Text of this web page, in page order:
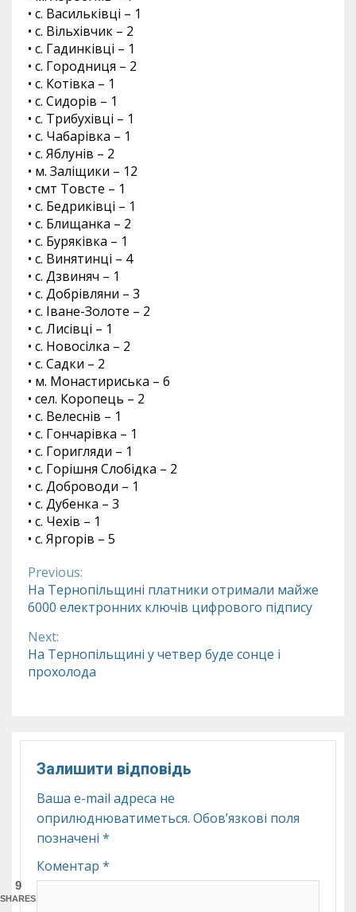
• с. Васильківці – 1
• с. Вільхівчик – 2
• с. Гадинківці – 1
• с. Городниця – 2
• с. Котівка – 1
• с. Сидорів – 1
• с. Трибухівці – 1
• с. Чабарівка – 1
• с. Яблунів – 2
• м. Заліщики – 12
• смт Товсте – 1
• с. Бедриківці – 1
• с. Блищанка – 2
• с. Буряківка – 1
• с. Винятинці – 4
• с. Дзвиняч – 1
• с. Добрівляни – 3
• с. Іване-Золоте – 2
• с. Лисівці – 1
• с. Новосілка – 2
• с. Садки – 2
• м. Монастириська – 6
• сел. Коропець – 2
• с. Велеснів – 1
• с. Гончарівка – 1
• с. Горигляди – 1
• с. Горішня Слобідка – 2
• с. Доброводи – 1
• с. Дубенка – 3
• с. Чехів – 1
• с. Яргорів – 5
Continue
Reading
Previous:
На Тернопільщині платники отримали майже
6000 електронних ключів цифрового підпису
Next:
На Тернопільщині у четвер буде сонце і
прохолода
Залишити відповідь
Ваша e-mail адреса не
оприлюднюватиметься. Обов’язкові поля
позначені *
Коментар *
9
SHARES